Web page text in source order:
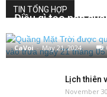
TIN TỔNG HỢP
Điều gì tạo nên
và Mặt Trăng?
CaVoi - May 21, 2024
Lịch thiên
November